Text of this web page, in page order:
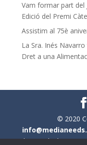
Vam formar part del
Edició del Premi
Assistim al 75è
La Sra. Inés
Dret a una
© 2020
| Tots els drets